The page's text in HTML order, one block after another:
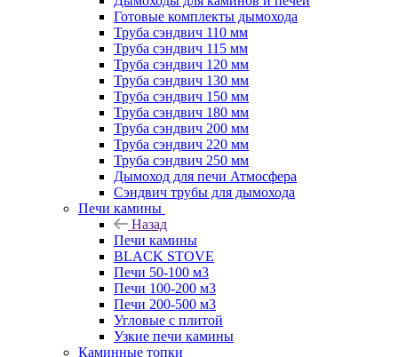
Готовые комплекты дымохода
Труба сэндвич 110 мм
Труба сэндвич 115 мм
Труба сэндвич 120 мм
Труба сэндвич 130 мм
Труба сэндвич 150 мм
Труба сэндвич 180 мм
Труба сэндвич 200 мм
Труба сэндвич 220 мм
Труба сэндвич 250 мм
Дымоход для печи Атмосфера
Сэндвич трубы для дымохода
Печи камины
Назад
Печи камины
BLACK STOVE
Печи 50-100 м3
Печи 100-200 м3
Печи 200-500 м3
Угловые с плитой
Узкие печи камины
Каминные топки